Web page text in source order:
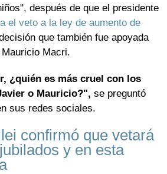
después de que el presidente
el veto a la ley de aumento de
que también fue apoyada
Macri.
¿quién es más cruel con los
o Mauricio?", se preguntó
sus redes sociales.
confirmó que vetará
y en esta